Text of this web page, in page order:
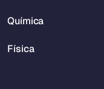
Química
Física